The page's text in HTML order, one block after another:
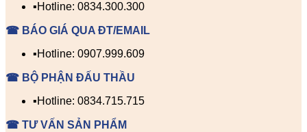
▪️Hotline: 0834.300.300
☎ BÁO GIÁ QUA ĐT/EMAIL
▪️Hotline: 0907.999.609
☎ BỘ PHẬN ĐẤU THẦU
▪️Hotline: 0834.715.715
☎ TƯ VẤN SẢN PHẨM